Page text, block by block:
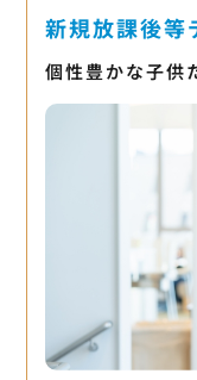
新規放課後
個性豊かな子供